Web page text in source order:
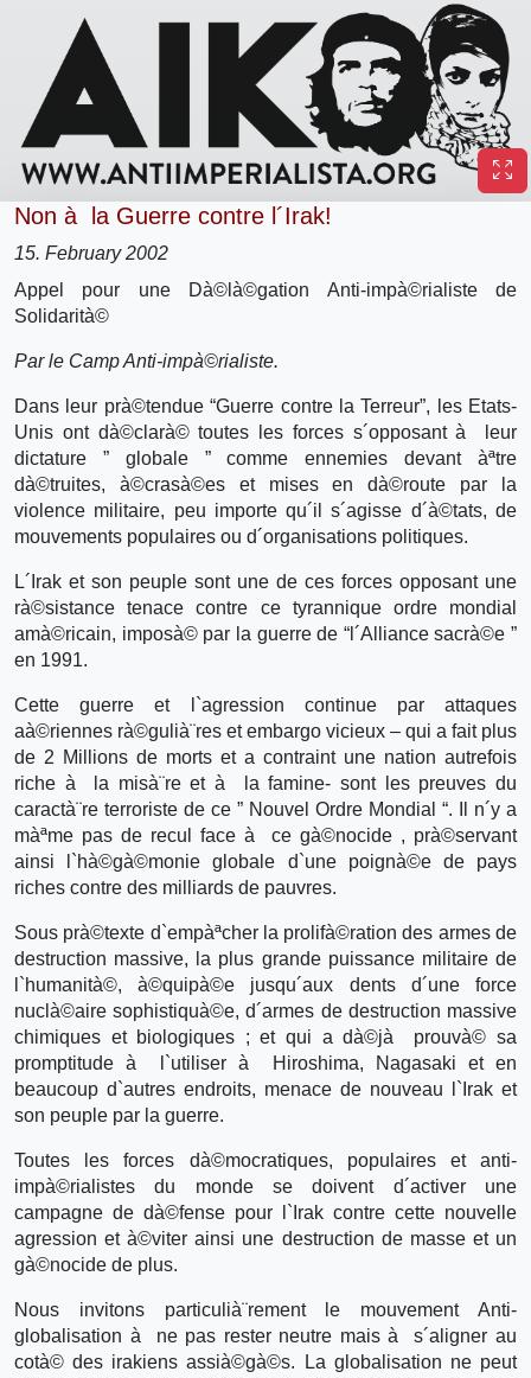
Non à la Guerre contre l´Irak!
15. February 2002
Appel pour une Dà©là©gation Anti-impà©rialiste de
Solidarità©
Par le Camp Anti-impà©rialiste.
Dans leur prà©tendue “Guerre contre la Terreur”, les Etats-
Unis ont dà©clarà© toutes les forces s´opposant à leur
dictature ” globale ” comme ennemies devant àªtre
dà©truites, à©crasà©es et mises en dà©route par la
violence militaire, peu importe qu´il s´agisse d´à©tats, de
mouvements populaires ou d´organisations politiques.
L´Irak et son peuple sont une de ces forces opposant une
rà©sistance tenace contre ce tyrannique ordre mondial
amà©ricain, imposà© par la guerre de “l´Alliance sacrà©e ”
en 1991.
Cette guerre et l`agression continue par attaques
aà©riennes rà©gulià¨res et embargo vicieux – qui a fait plus
de 2 Millions de morts et a contraint une nation autrefois
riche à la misà¨re et à la famine- sont les preuves du
caractà¨re terroriste de ce ” Nouvel Ordre Mondial “. Il n´y a
màªme pas de recul face à ce gà©nocide , prà©servant
ainsi l`hà©gà©monie globale d`une poignà©e de pays
riches contre des milliards de pauvres.
Sous prà©texte d`empàªcher la prolifà©ration des armes de
destruction massive, la plus grande puissance militaire de
l`humanità©, à©quipà©e jusqu´aux dents d´une force
nuclà©aire sophistiquà©e, d´armes de destruction massive
chimiques et biologiques ; et qui a dà©jà prouvà© sa
promptitude à l`utiliser à Hiroshima, Nagasaki et en
beaucoup d`autres endroits, menace de nouveau l`Irak et
son peuple par la guerre.
Toutes les forces dà©mocratiques, populaires et anti-
impà©rialistes du monde se doivent d´activer une
campagne de dà©fense pour l`Irak contre cette nouvelle
agression et à©viter ainsi une destruction de masse et un
gà©nocide de plus.
Nous invitons particulià¨rement le mouvement Anti-
globalisation à ne pas rester neutre mais à s´aligner au
cotà© des irakiens assià©gà©s. La globalisation ne peut